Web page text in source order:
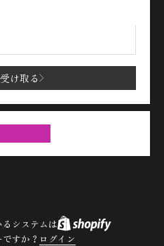
け取る
システムは
すか？ ログイン